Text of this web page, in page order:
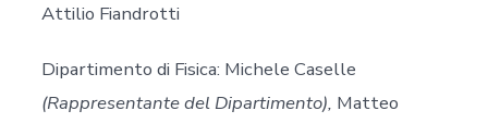
Attilio Fiandrotti
Dipartimento di Fisica: Michele Caselle
(Rappresentante del Dipartimento), Matteo